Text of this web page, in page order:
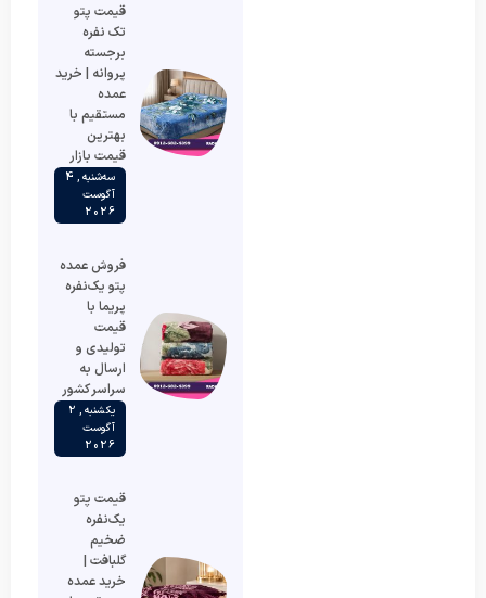
قیمت پتو
تک نفره
برجسته
پروانه | خرید
عمده
مستقیم با
بهترین
قیمت بازار
سه‌شنبه , 4
آگوست
2026
فروش عمده
پتو یک‌نفره
پریما با
قیمت
تولیدی و
ارسال به
سراسر کشور
یکشنبه , 2
آگوست
2026
قیمت پتو
یک‌نفره
ضخیم
گلبافت |
خرید عمده